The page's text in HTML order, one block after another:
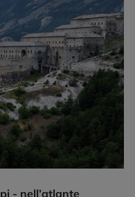
- nell’atlante